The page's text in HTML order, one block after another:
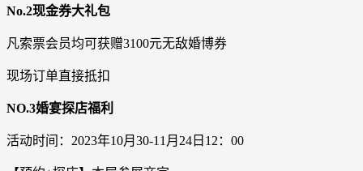
No.2现金券大礼包
凡索票会员均可获赠3100元无敌婚博券
现场订单直接抵扣
NO.3婚宴探店福利
活动时间：2023年10月30-11月24日12：00